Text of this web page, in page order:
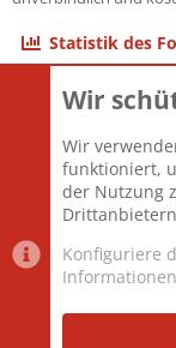
Statistik des
Themen
Mitglieder
Neuestes Mitglied
Wir
Wir
funktioniert,
der Nutzung
Konfiguriere
Informationen